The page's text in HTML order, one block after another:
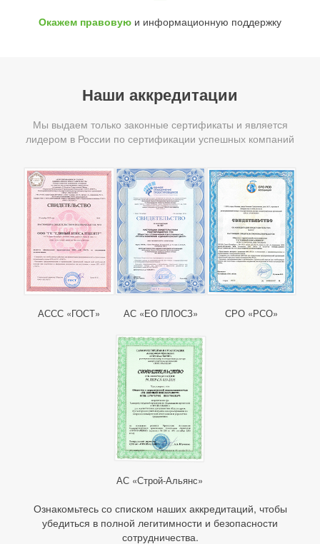
Окажем правовую и информационную поддержку
Наши аккредитации
Мы выдаем только законные сертификаты и является
лидером в России по сертификации успешных компаний
АССС «ГОСТ» АС «ЕО ПЛОСЗ» СРО «РСО»
АС «Строй-Альянс»
Ознакомьтесь со списком наших аккредитаций, чтобы
убедиться в полной легитимности и безопасности
сотрудничества.